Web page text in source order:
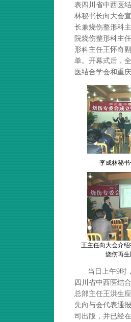
表四川省中西医
林秘书长向大会
长兼烧伤整形科
院烧伤整形科主
形科主任王怀奇
单。开幕式后，
医结合学会和重
李成林秘
王主任向大会介
烧伤再
当日上午9时
四川省中西医结
总部主任王洪生
先向与会代表通
司出版，并已经